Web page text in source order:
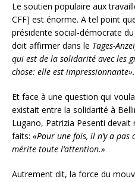
Le soutien populaire aux
CFF] est énorme. A tel point
présidente social-démocrate du
doit affirmer dans le Tages-
qui est de la solidarité avec les
chose: elle est impressionnante».
Et face à une question qui
existait entre la solidarité à
Lugano, Patrizia Pesenti
faits: «Pour une fois, il n’y a pas
mérite toute l’attention.»
Autrement dit, la force du